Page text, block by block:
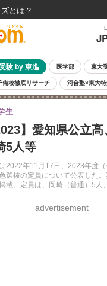
験 by 東進 医学部 東大
備校徹底リサーチ 河合塾×東大
高校受験 中学受験 小
全国公立高校 過去問 人気
向け） 自由研究教材（中学生向け
】愛知県公立
5人等
2022年11月17日、2023年度
選抜の定員について公表した
載。定員は、岡崎（普通）5人
生
advertisement